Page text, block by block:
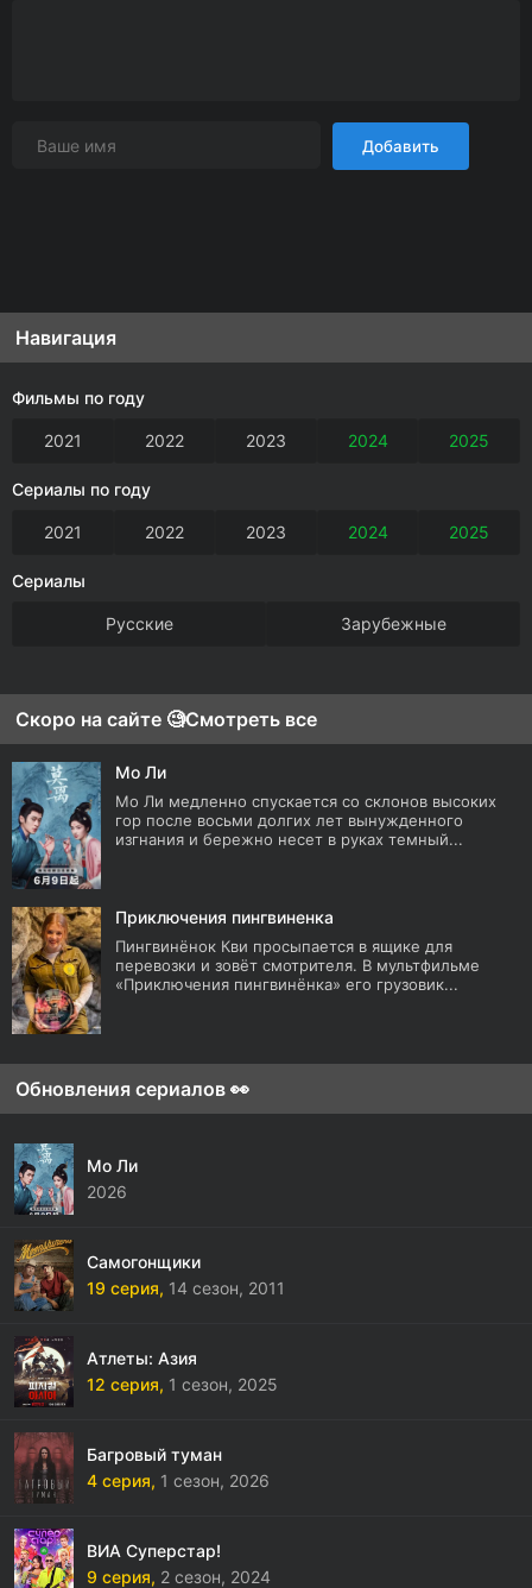
Добавить
Навигация
Фильмы по году
2021 2022 2023 2024 2025
Сериалы по году
2021 2022 2023 2024 2025
Сериалы
Русские Зарубежные
Скоро на сайте 🧐Смотреть все
Мо Ли
Мо Ли медленно спускается со склонов высоких
гор после восьми долгих лет вынужденного
изгнания и бережно несет в руках темный...
Приключения пингвиненка
Пингвинёнок Кви просыпается в ящике для
перевозки и зовёт смотрителя. В мультфильме
«Приключения пингвинёнка» его грузовик...
Обновления сериалов 👀
Мо Ли
2026
Самогонщики
19 серия, 14 сезон, 2011
Атлеты: Азия
12 серия, 1 сезон, 2025
Багровый туман
4 серия, 1 сезон, 2026
ВИА Суперстар!
9 серия, 2 сезон, 2024